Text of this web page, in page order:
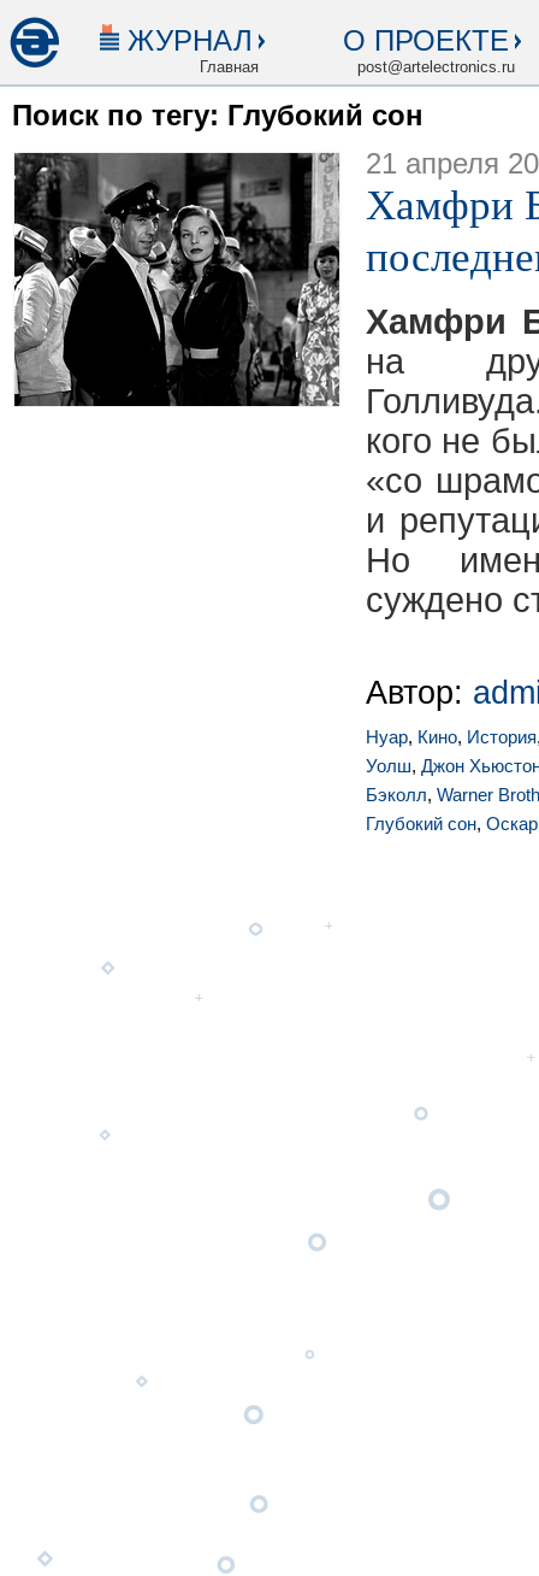
ЖУРНАЛ
Главная
О ПРОЕКТЕ
post@artelectronics.ru
Поиск по тегу: Глубокий сон
21 апреля
Хамфри
Хамфри
на
кого не
«со
и
Но
суждено
Автор:
Нуар, Кино, История
Уолш, Джон
Бэколл, Warner
Глубокий сон, Оскар